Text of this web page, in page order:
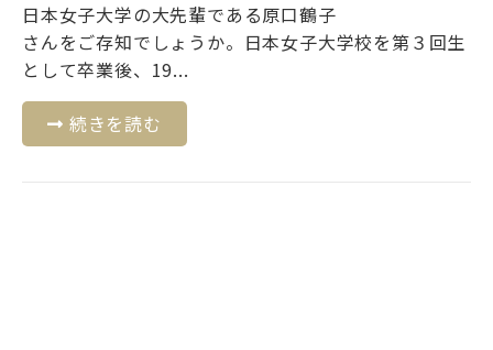
日本女子大学の大先輩である原口鶴子
さんをご存知でしょうか。日本女子大学校を第３回生
として卒業後、19...
続きを読む